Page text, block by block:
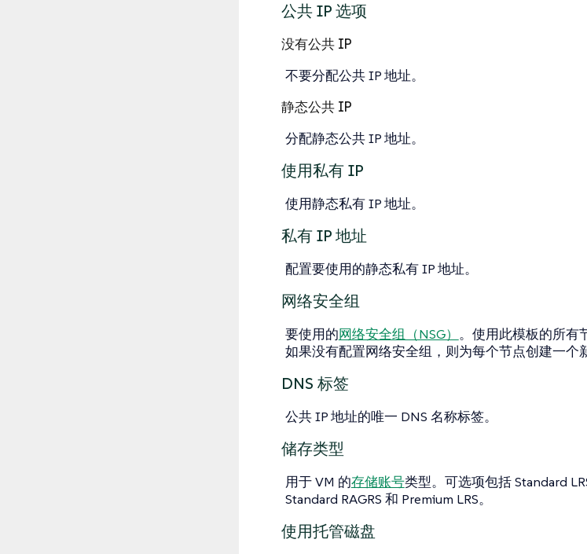
公共 IP 选项
没有公共 IP
不要分配公共 IP 地址。
静态公共 IP
分配静态公共 IP 地址。
使用私有 IP
使用静态私有 IP 地址。
私有 IP 地址
配置要使用的静态私有 IP 地址。
网络安全组
要使用的网络安全组（NSG） 。使用此模板的所有
如果没有配置网络安全组，则为每个节点创建一个
DNS 标签
公共 IP 地址的唯一 DNS 名称标签。
储存类型
用于 VM 的存储账号类型。可选项包括 Standard
Standard RAGRS 和 Premium LRS。
使用托管磁盘